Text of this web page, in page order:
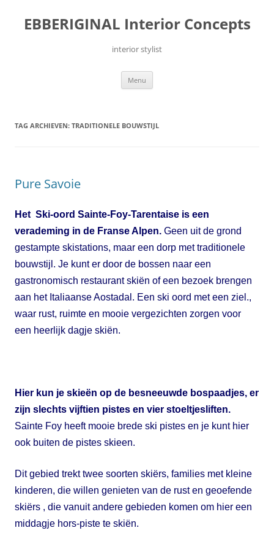
inhoud
EBBERIGINAL Interior Concepts
interior stylist
Menu
TAG ARCHIEVEN: TRADITIONELE BOUWSTIJL
Pure Savoie
Het Ski-oord Sainte-Foy-Tarentaise is een
verademing in de Franse Alpen. Geen uit de grond
gestampte skistations, maar een dorp met traditionele
bouwstijl. Je kunt er door de bossen naar een
gastronomisch restaurant skiën of een bezoek brengen
aan het Italiaanse Aostadal. Een ski oord met een ziel.,
waar rust, ruimte en mooie vergezichten zorgen voor
een heerlijk dagje skiën.
Hier kun je skieën op de besneeuwde bospaadjes, er
zijn slechts vijftien pistes en vier stoeltjesliften.
Sainte Foy heeft mooie brede ski pistes en je kunt hier
ook buiten de pistes skieen.
Dit gebied trekt twee soorten skiërs, families met kleine
kinderen, die willen genieten van de rust en geoefende
skiërs , die vanuit andere gebieden komen om hier een
middagje hors-piste te skiën.